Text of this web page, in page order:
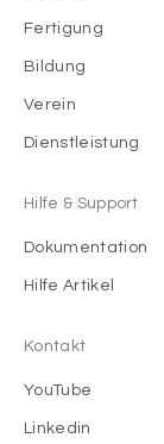
Fertigung
Bildung
Verein
Dienstleistung
Hilfe & Support
Dokumentation
Hilfe Artikel
Kontakt
YouTube
Linkedin